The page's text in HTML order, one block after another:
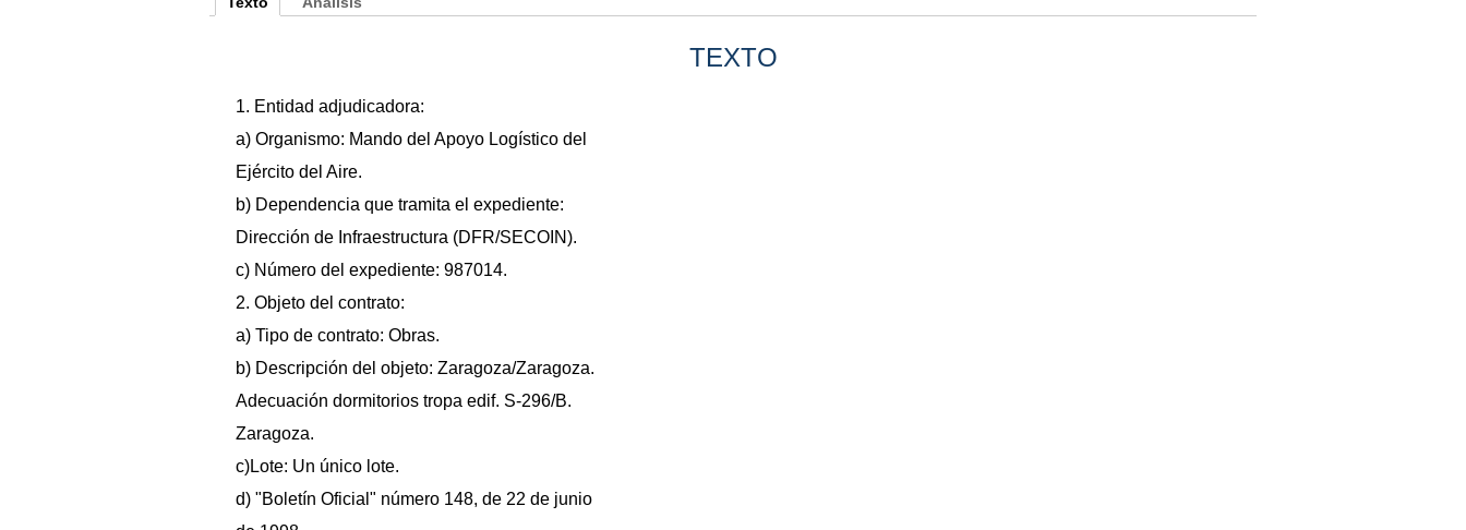
TEXTO
1. Entidad adjudicadora:
a) Organismo: Mando del Apoyo Logístico del
Ejército del Aire.
b) Dependencia que tramita el expediente:
Dirección de Infraestructura (DFR/SECOIN).
c) Número del expediente: 987014.
2. Objeto del contrato:
a) Tipo de contrato: Obras.
b) Descripción del objeto: Zaragoza/Zaragoza.
Adecuación dormitorios tropa edif. S-296/B.
Zaragoza.
c)Lote: Un único lote.
d) "Boletín Oficial" número 148, de 22 de junio